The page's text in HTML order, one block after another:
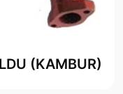
(KAMBUR)